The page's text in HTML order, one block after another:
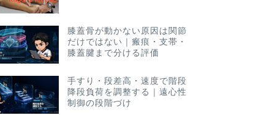
膝蓋骨が動かない原因は関節
だけではない｜瘢痕・支帯・
膝蓋腱まで分ける評価
手すり・段差高・速度で階段
降段負荷を調整する｜遠心性
制御の段階づけ